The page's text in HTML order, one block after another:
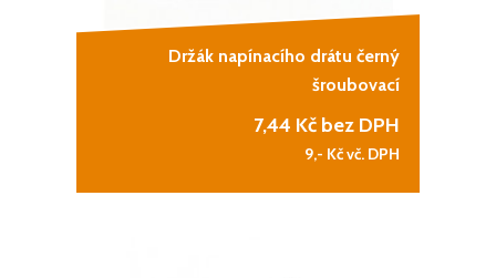
Držák napínacího drátu černý
šroubovací
7,44 Kč bez DPH
9,- Kč vč. DPH